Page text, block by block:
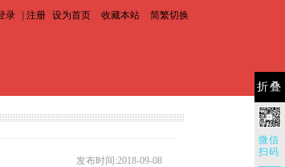
折叠
微信
扫码
录 注册 设为首页 收藏本站 简繁切换
发布时间:2018-09-08